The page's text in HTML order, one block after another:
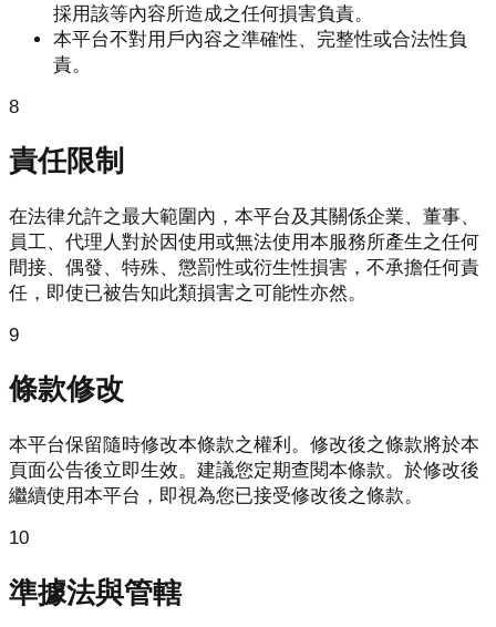
採用該等內容所造成之任何損害負責。
本平台不對用戶內容之準確性、完整性或合法性負
責。
8
責任限制
在法律允許之最大範圍內，本平台及其關係企業、董事、
員工、代理人對於因使用或無法使用本服務所產生之任何
間接、偶發、特殊、懲罰性或衍生性損害，不承擔任何責
任，即使已被告知此類損害之可能性亦然。
9
條款修改
本平台保留隨時修改本條款之權利。修改後之條款將於本
頁面公告後立即生效。建議您定期查閱本條款。於修改後
繼續使用本平台，即視為您已接受修改後之條款。
10
準據法與管轄